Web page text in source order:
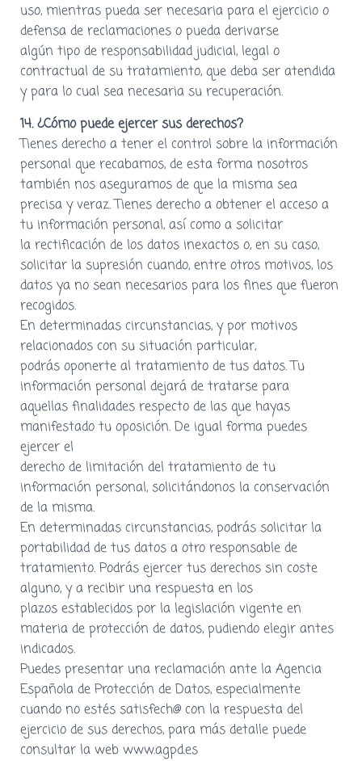
uso, mientras pueda ser necesaria para el ejercicio o
defensa de reclamaciones o pueda derivarse
algún tipo de responsabilidad judicial, legal o
contractual de su tratamiento, que deba ser atendida
y para lo cual sea necesaria su recuperación.
14. ¿Cómo puede ejercer sus derechos?
Tienes derecho a tener el control sobre la información
personal que recabamos, de esta forma nosotros
también nos aseguramos de que la misma sea
precisa y veraz. Tienes derecho a obtener el acceso a
tu información personal, así como a solicitar
la rectificación de los datos inexactos o, en su caso,
solicitar la supresión cuando, entre otros motivos, los
datos ya no sean necesarios para los fines que fueron
recogidos.
En determinadas circunstancias, y por motivos
relacionados con su situación particular,
podrás oponerte al tratamiento de tus datos. Tu
información personal dejará de tratarse para
aquellas finalidades respecto de las que hayas
manifestado tu oposición. De igual forma puedes
ejercer el
derecho de limitación del tratamiento de tu
información personal, solicitándonos la conservación
de la misma.
En determinadas circunstancias, podrás solicitar la
portabilidad de tus datos a otro responsable de
tratamiento. Podrás ejercer tus derechos sin coste
alguno, y a recibir una respuesta en los
plazos establecidos por la legislación vigente en
materia de protección de datos, pudiendo elegir antes
indicados.
Puedes presentar una reclamación ante la Agencia
Española de Protección de Datos, especialmente
cuando no estés satisfech@ con la respuesta del
ejercicio de sus derechos, para más detalle puede
consultar la web www.agpd.es